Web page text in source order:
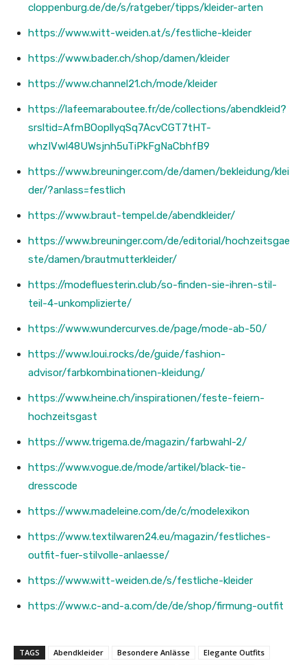
cloppenburg.de/de/s/ratgeber/tipps/kleider-arten
https://www.witt-weiden.at/s/festliche-kleider
https://www.bader.ch/shop/damen/kleider
https://www.channel21.ch/mode/kleider
https://lafeemaraboutee.fr/de/collections/abendkleid?
srsltid=AfmBOopllyqSq7AcvCGT7tHT-
whzIVwl48UWsjnh5uTiPkFgNaCbhfB9
https://www.breuninger.com/de/damen/bekleidung/klei
der/?anlass=festlich
https://www.braut-tempel.de/abendkleider/
https://www.breuninger.com/de/editorial/hochzeitsgae
ste/damen/brautmutterkleider/
https://modefluesterin.club/so-finden-sie-ihren-stil-
teil-4-unkomplizierte/
https://www.wundercurves.de/page/mode-ab-50/
https://www.loui.rocks/de/guide/fashion-
advisor/farbkombinationen-kleidung/
https://www.heine.ch/inspirationen/feste-feiern-
hochzeitsgast
https://www.trigema.de/magazin/farbwahl-2/
https://www.vogue.de/mode/artikel/black-tie-
dresscode
https://www.madeleine.com/de/c/modelexikon
https://www.textilwaren24.eu/magazin/festliches-
outfit-fuer-stilvolle-anlaesse/
https://www.witt-weiden.de/s/festliche-kleider
https://www.c-and-a.com/de/de/shop/firmung-outfit
TAGS Abendkleider Besondere Anlässe
Elegante Outfits